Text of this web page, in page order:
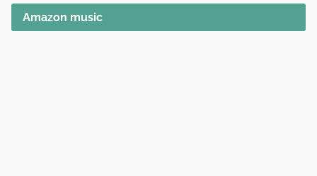
Amazon music